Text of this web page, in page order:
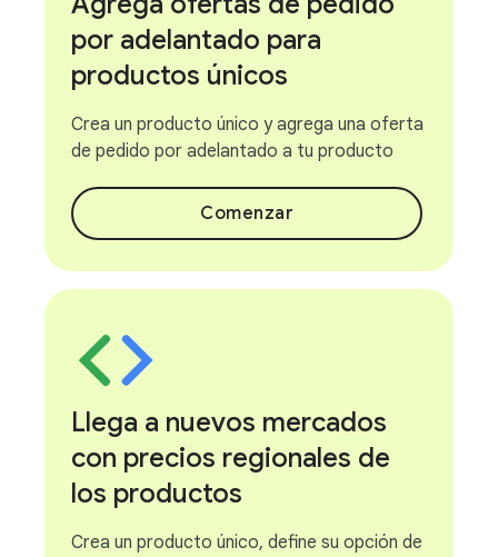
por adelantado para
productos únicos
Crea un producto único y agrega una oferta
de pedido por adelantado a tu producto
Comenzar
Llega a nuevos mercados
con precios regionales de
los productos
Crea un producto único, define su opción de